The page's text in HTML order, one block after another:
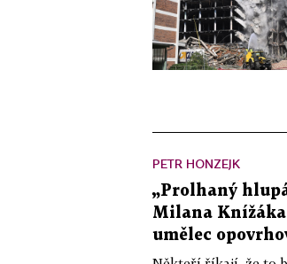
PETR HONZEJK
„Prolhaný
Milana Knížáka
umělec